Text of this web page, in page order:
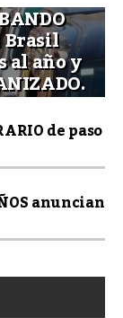
Brasil
al año y
de paso
anuncian